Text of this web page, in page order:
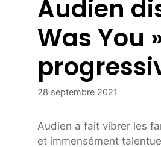
Audien
Was You
28 septembre 2021
Audien a fait vibrer les
et immensément